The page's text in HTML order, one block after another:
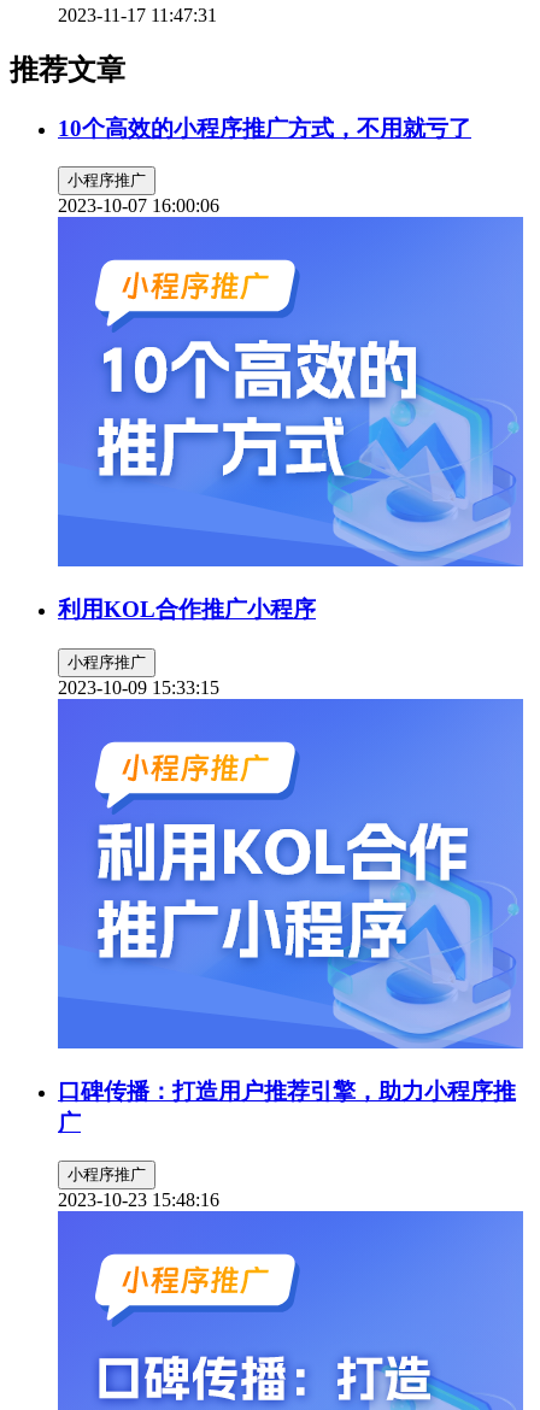
2023-11-17 11:47:31
推荐文章
10个高效的小程序推广方式，不用就亏了
小程序推广
2023-10-07 16:00:06
利用KOL合作推广小程序
小程序推广
2023-10-09 15:33:15
口碑传播：打造用户推荐引擎，助力小程序推
广
小程序推广
2023-10-23 15:48:16